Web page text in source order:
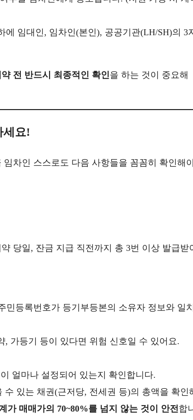
임대인, 임차인(본인), 공공기관(LH/SH)의 3
전 반드시 최종적인 확인을 하는 것이 중요해
세요!
차인 스스로도 다음 사항들을 꼼꼼히 확인해
당일, 잔금 지급 직전까지 총 3번 이상 발급받
민등록번호가 등기부등본의 소유자 정보와 일
, 가등기 등이 있다면 위험 신호일 수 있어요.
이 얼마나 설정되어 있는지 확인합니다.
수 있는 채권(근저당, 전세권 등)의 총액을 확인
가 매매가의 70~80%를 넘지 않는 것이 안전합